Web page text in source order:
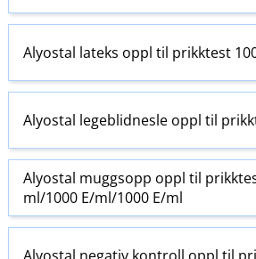
Alyostal lateks oppl til prikktest
Alyostal legeblidnesle oppl til
Alyostal muggsopp oppl til
ml/1000 E​/​ml/1000 E​/​ml